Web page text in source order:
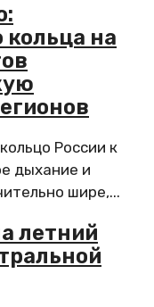
кольца на
России к
дыхание и
шире,...
летний